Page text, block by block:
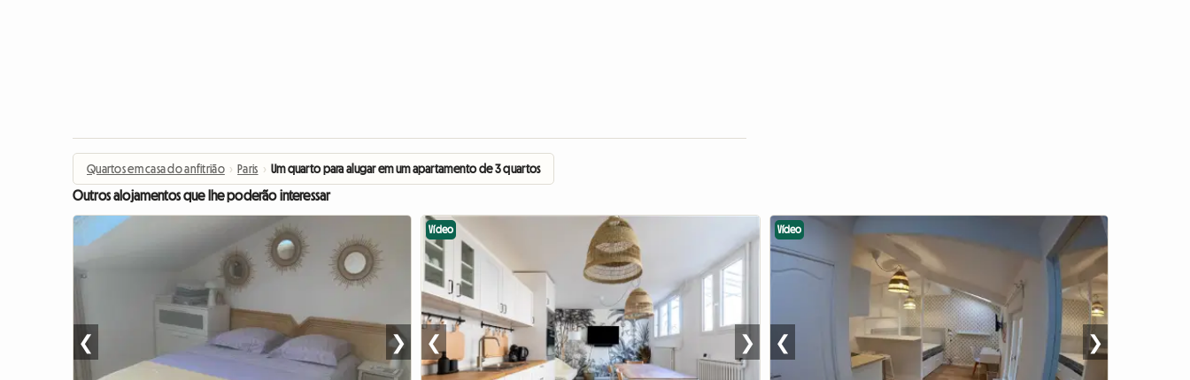
Quartos em casa do anfitrião › Paris › Um quarto para alugar em um apartamento de 3 quartos
Outros alojamentos que lhe poderão interessar
❮ ❯
Vídeo
❮ ❯
Vídeo
❮ ❯